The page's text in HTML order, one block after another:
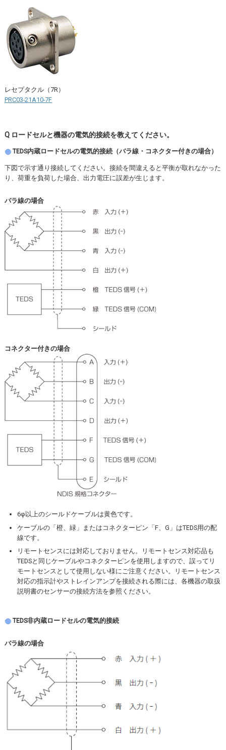
レセプタクル（7R）
PRC03-21A10-7F
Q ロードセルと機器の電気的接続を教えてください。
TEDS内蔵ロードセルの電気的接続（バラ線・コネクター付きの場合）
下図で示す通り接続してください。接続を間違えると平衡が取れなかった
り、荷重を負荷した場合、出力電圧に誤差が生じます。
バラ線の場合
コネクター付きの場合
6φ以上のシールドケーブルは黄色です。
ケーブルの「橙、緑」またはコネクターピン「F、G」はTEDS用の配
線です。
リモートセンスには対応しておりません。リモートセンス対応品も
TEDSと同じケーブルやコネクターピンを使用しますので、誤ってリ
モートセンスとして使用しない様にご注意ください。リモートセンス
対応の指示計やストレインアンプを接続される際には、各機器の取扱
説明書のセンサーの接続方法を参照ください。
TEDS非内蔵ロードセルの電気的接続
バラ線の場合